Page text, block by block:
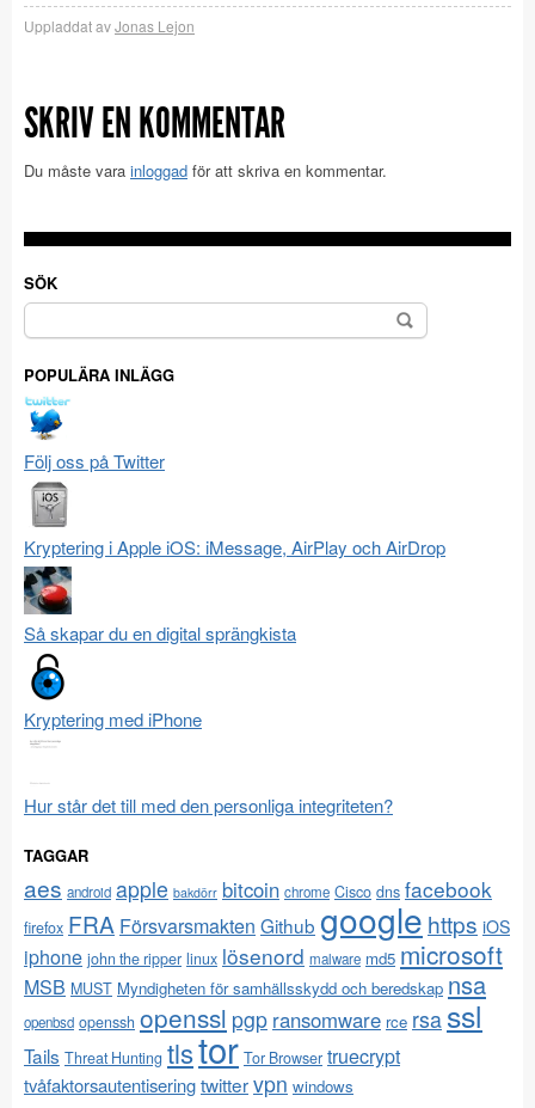
Uppladdat avJonas Lejon
SKRIV EN KOMMENTAR
Du måste vara inloggad för att skriva en kommentar.
SÖK
Sök
efter:
POPULÄRA INLÄGG
Följ oss på Twitter
Kryptering i Apple iOS: iMessage, AirPlay och AirDrop
Så skapar du en digital sprängkista
Kryptering med iPhone
Hur står det till med den personliga integriteten?
TAGGAR
aes android apple bakdörr bitcoin chrome Cisco dns facebook
firefox FRA Försvarsmakten Github google https iOS
iphone john the ripper linux lösenord malware md5 microsoft
MSB MUST Myndigheten för samhällsskydd och beredskap nsa
openbsd openssh openssl pgp ransomware rce rsa ssl
Tails Threat Hunting tlstor Tor Browser truecrypt
tvåfaktorsautentiseringtwittervpn windows